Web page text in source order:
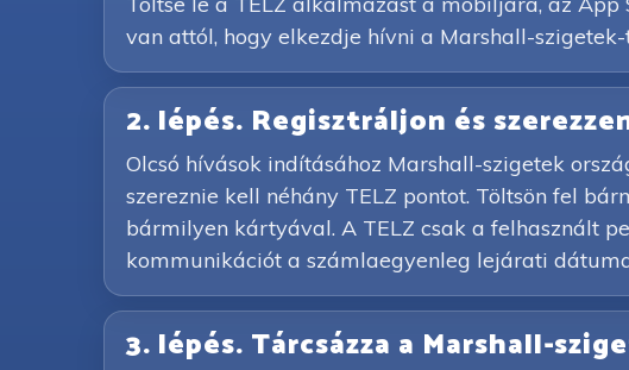
van attól, hogy elkezdje hívni a Marshall-szigetek-
2. lépés. Regisztráljon és
Olcsó hívások indításához Marshall-szigetek
szereznie kell néhány TELZ pontot. Töltsön fel
bármilyen kártyával. A TELZ csak a felhasznált
kommunikációt a számlaegyenleg lejárati
3. lépés. Tárcsázza a Marshall-